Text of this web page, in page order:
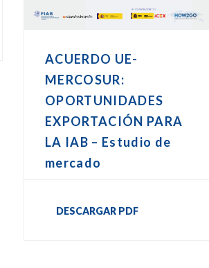
ACUERDO UE-
MERCOSUR:
OPORTUNIDADES
EXPORTACIÓN PARA
LA IAB – Estudio de
mercado
DESCARGAR PDF